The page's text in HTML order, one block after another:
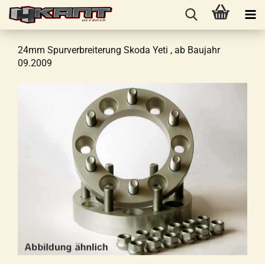
24mm Spurverbreiterung Skoda Yeti , ab Baujahr
09.2009